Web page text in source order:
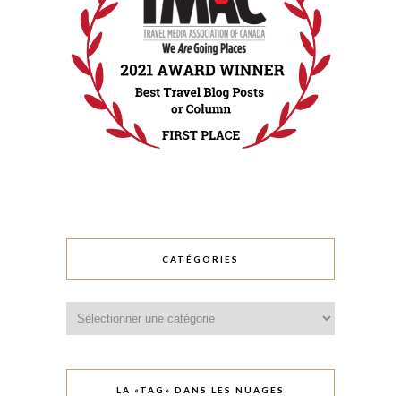
CATÉGORIES
LA «TAG» DANS LES NUAGES